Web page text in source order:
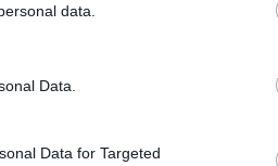
data.
Data.
Data for Targeted